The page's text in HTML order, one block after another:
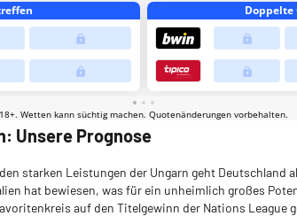
Unsere Prognose
starken Leistungen der Ungarn geht Deutschland
hat bewiesen, was für ein unheimlich großes
auf den Titelgewinn der Nations League